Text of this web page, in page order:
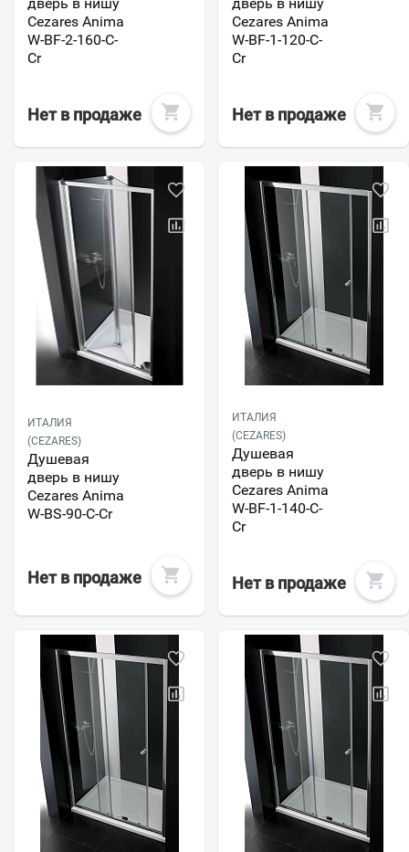
Cezares Anima
W-BF-2-160-C-
Cr
Нет в продаже
Cezares Anima
W-BF-1-120-C-
Cr
Нет в продаже
ИТАЛИЯ
(CEZARES)
Душевая
дверь в нишу
Cezares Anima
W-BS-90-C-Cr
Нет в продаже
ИТАЛИЯ
(CEZARES)
Душевая
дверь в нишу
Cezares Anima
W-BF-1-140-C-
Cr
Нет в продаже